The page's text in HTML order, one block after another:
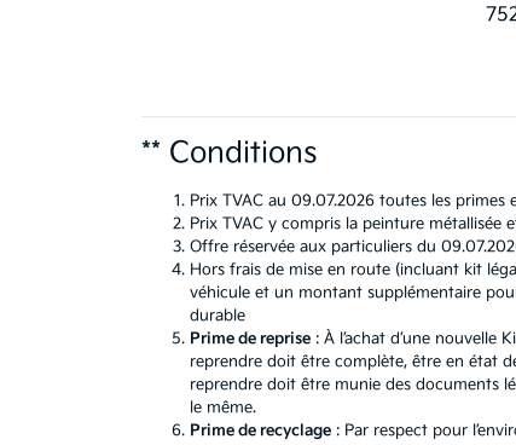
** Conditions
Prix TVAC au 09.07.2026 toutes les
Prix TVAC y compris la peinture métallisée
Offre réservée aux particuliers du
Hors frais de mise en route (incluant kit
véhicule et un montant supplémentaire
durable
Prime de reprise : À l’achat d’une
reprendre doit être complète, être en état
reprendre doit être munie des documents
le même.
Prime de recyclage : Par respect pour